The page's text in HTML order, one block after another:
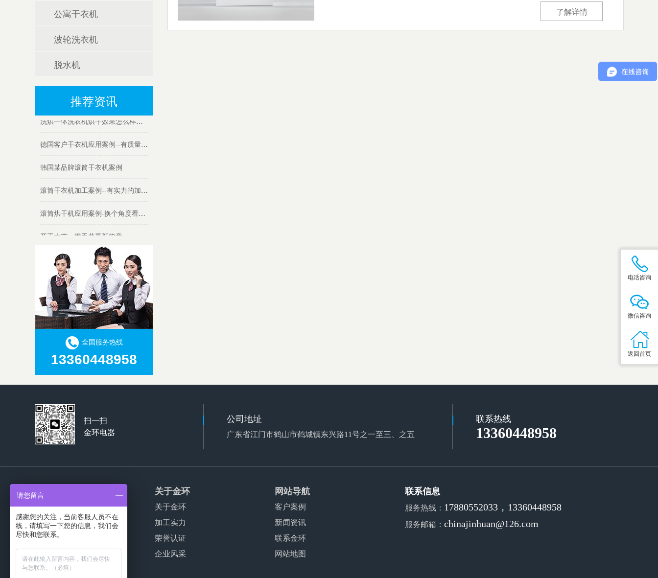
了解详情
公寓干衣机
波轮洗衣机
脱水机
推荐资讯
洗烘一体洗衣机烘干效果怎么样？会比家用干衣机好吗？
韩国某品牌滚筒干衣机案例
开工大吉，携手共赢新篇章
广交会热度延续，金环电器再迎考察团
祝贺！金环电器获得江门市高新技术企业“创新尖兵”称号
喜讯！金环电器成功通过“专精特新”中小企业认定
热烈欢迎杭州松下家电有限公司莅临金环电器考察指导
全国服务热线
13360448958
扫一扫
金环电器
公司地址
广东省江门市鹤山市鹤城镇东兴路11号之一至三、之五
联系热线
13360448958
产品服务
家用干衣机代工
商用干衣机代工
波轮洗衣机代工
关于金环
关于金环
加工实力
荣誉认证
企业风采
网站导航
客户案例
新闻资讯
联系金环
网站地图
联系信息
服务热线： 17880552033，13360448958
服务邮箱：chinajinhuan@126.com
电话咨询
微信咨询
返回首页
请您留言
感谢您的关注，当前客服人员不在
线，请填写一下您的信息，我们会
尽快和您联系。